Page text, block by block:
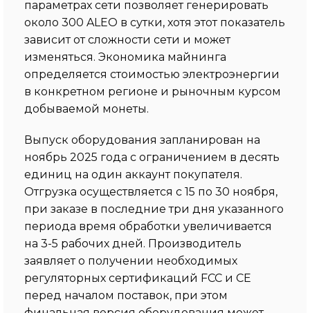
параметрах сети позволяет генерировать
около 300 ALEO в сутки, хотя этот показатель
зависит от сложности сети и может
изменяться. Экономика майнинга
определяется стоимостью электроэнергии
в конкретном регионе и рыночным курсом
добываемой монеты.
Выпуск оборудования запланирован на
ноябрь 2025 года с ограничением в десять
единиц на один аккаунт покупателя.
Отгрузка осуществляется с 15 по 30 ноября,
при заказе в последние три дня указанного
периода время обработки увеличивается
на 3-5 рабочих дней. Производитель
заявляет о получении необходимых
регуляторных сертификаций FCC и CE
перед началом поставок, при этом